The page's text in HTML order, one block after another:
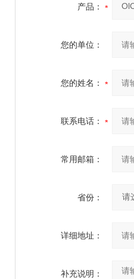
产品：
您的单位：
您的姓名：
联系电话：
常用邮箱：
省份：
详细地址：
补充说明：